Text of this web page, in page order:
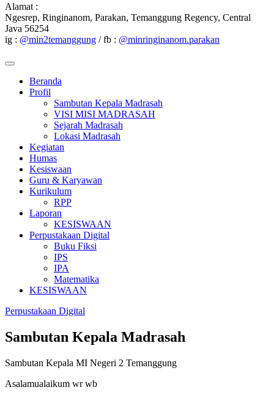
Alamat :
Ngesrep, Ringinanom, Parakan, Temanggung Regency, Central
Java 56254
ig : @min2temanggung / fb : @minringinanom.parakan
Beranda
Profil
Sambutan Kepala Madrasah
VISI MISI MADRASAH
Sejarah Madrasah
Lokasi Madrasah
Kegiatan
Humas
Kesiswaan
Guru & Karyawan
Kurikulum
RPP
Laporan
KESISWAAN
Perpustakaan Digital
Buku Fiksi
IPS
IPA
Matematika
KESISWAAN
Perpustakaan Digital
Sambutan Kepala Madrasah
Sambutan Kepala MI Negeri 2 Temanggung
Asalamualaikum wr wb